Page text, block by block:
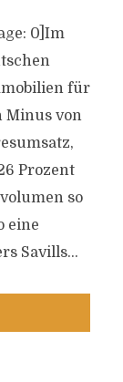
0]Im
für
Minus von
Prozent
so
eine
Savills...